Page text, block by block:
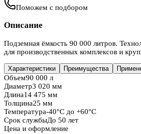
Поможем с подбором
Описание
Подземная ёмкость 90 000 литров.
для производственных комплексов и
Характеристики Преимущества
Объем90 000 л
Диаметр3 020 мм
Длина14 475 мм
Толщина25 мм
Температура-40°C до +60°C
Срок службыДо 50 лет
Цена и оформление